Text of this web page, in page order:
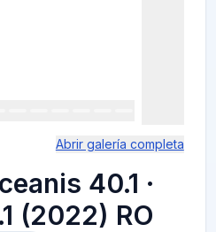
Abrir galería completa
40.1 ·
(2022) RO